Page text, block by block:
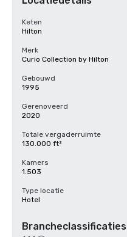
Keten
Hilton
Merk
Curio Collection by Hilton
Gebouwd
1995
Gerenoveerd
2020
Totale vergaderruimte
130.000 ft²
Kamers
1.503
Type locatie
Hotel
Brancheclassificaties